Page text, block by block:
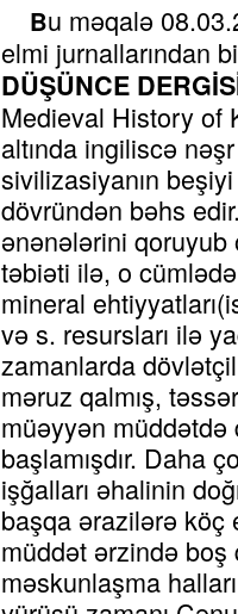
Bu məqalə
elmi jurnallarından
DÜŞÜNCE
Medieval History of
altında ingiliscə
sivilizasiyanın
dövründən bəhs
ənənələrini
təbiəti ilə, o
mineral
və s. resursları ilə
zamanlarda
məruz qalmış,
müəyyən
başlamışdır. Daha
işğalları əhalinin
başqa ərazilərə köç
müddət ərzində boş
məskunlaşma